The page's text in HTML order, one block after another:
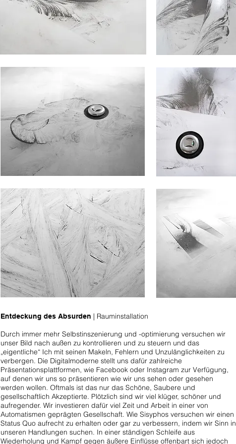
Entdeckung des Absurden | Rauminstallation
Durch immer mehr Selbstinszenierung und -optimierung versuchen wir
unser Bild nach außen zu kontrollieren und zu steuern und das
„eigentliche“ Ich mit seinen Makeln, Fehlern und Unzulänglichkeiten zu
verbergen. Die Digitalmoderne stellt uns dafür zahlreiche
Präsentationsplattformen, wie Facebook oder Instagram zur Verfügung,
auf denen wir uns so präsentieren wie wir uns sehen oder gesehen
werden wollen. Oftmals ist das nur das Schöne, Saubere und
gesellschaftlich Akzeptierte. Plötzlich sind wir viel klüger, schöner und
aufregender. Wir investieren dafür viel Zeit und Arbeit in einer von
Automatismen geprägten Gesellschaft. Wie Sisyphos versuchen wir einen
Status Quo aufrecht zu erhalten oder gar zu verbessern, indem wir Sinn in
unseren Handlungen suchen. In einer ständigen Schleife aus
Wiederholung und Kampf gegen äußere Einflüsse offenbart sich jedoch